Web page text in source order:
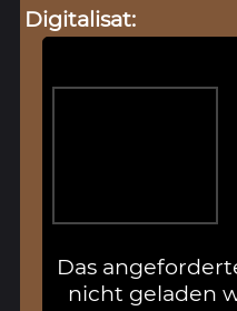
Digitalisat:
Das
nicht geladen